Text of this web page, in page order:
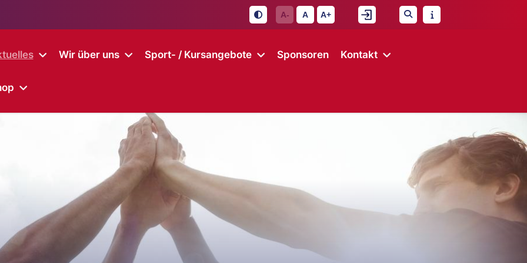
A- A A+
Wir über uns Sport- / Kursangebote Sponsoren Kontakt